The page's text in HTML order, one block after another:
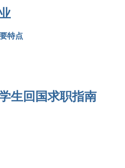
特点
生回国求职指南